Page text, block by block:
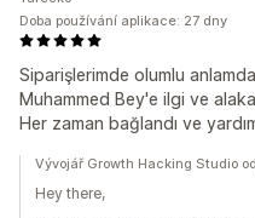
Siparişlerimde olumlu
Muhammed Bey'e ilgi ve
Her zaman bağlandı ve
Doba používání aplikace: 27 dny
Vývojář Growth Hacking Studio
Hey there,